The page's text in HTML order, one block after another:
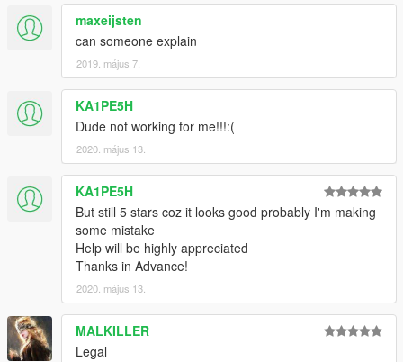
maxeijsten
can someone explain
2019. május 7.
KA1PE5H
Dude not working for me!!!:(
2020. május 13.
KA1PE5H
But still 5 stars coz it looks good probably I'm making
some mistake
Help will be highly appreciated
Thanks in Advance!
2020. május 13.
MALKILLER
Legal